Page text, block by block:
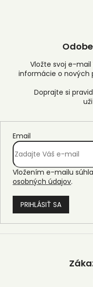
Vložte svoj e-
informácie o nových
Email
Vložením e-mailu
osobných údajov.
PRIHLÁSIŤ SA
Z